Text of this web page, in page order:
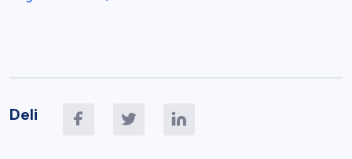
Deli